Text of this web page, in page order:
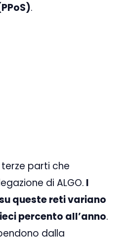
.
parti che
di ALGO. I
queste reti variano
percento all’anno.
dalla